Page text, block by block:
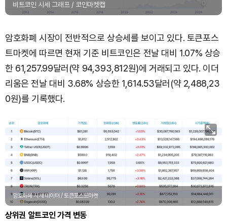
비트코인 시세 그래프 / 코인마켓캡
암호화폐 시장이 전반적으로 상승세를 보이고 있다. 토큰포스
트마켓에 따르면 현재 기준 비트코인은 전날 대비 1.07% 상승
한 61,257.99달러(약 94,393,812원)에 거래되고 있다. 이더
리움은 전날 대비 3.68% 상승한 1,614.53달러(약 2,488,23
0원)를 기록했다.
암호화폐 시세 데이터 / 토큰포스트마켓
상위권 알트코인 가격 변동